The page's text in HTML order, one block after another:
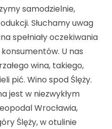
samodzielnie,
Słuchamy uwag
spełniały oczekiwania
U nas
wina, takiego,
pić. Wino spod Ślęży.
jest w niezwykłym
Wrocławia,
Ślęży, w otulinie